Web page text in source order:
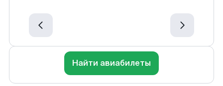
Найти авиабилеты